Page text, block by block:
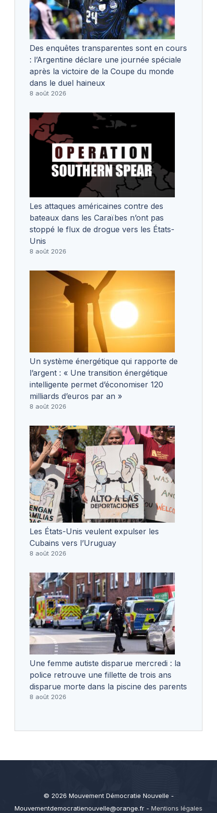
Des enquêtes transparentes sont en cours
: l’Argentine déclare une journée spéciale
après la victoire de la Coupe du monde
dans le duel haineux
8 août 2026
Les attaques américaines contre des
bateaux dans les Caraïbes n’ont pas
stoppé le flux de drogue vers les États-
Unis
8 août 2026
Un système énergétique qui rapporte de
l’argent : « Une transition énergétique
intelligente permet d’économiser 120
milliards d’euros par an »
8 août 2026
Les États-Unis veulent expulser les
Cubains vers l’Uruguay
8 août 2026
Une femme autiste disparue mercredi : la
police retrouve une fillette de trois ans
disparue morte dans la piscine des parents
8 août 2026
© 2026 Mouvement Démocratie Nouvelle -
Mouvementdemocratienouvelle@orange.fr - Mentions légales